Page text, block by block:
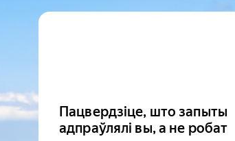
Пацвердзіце, што запыты
адпраўлялі вы, а не робат